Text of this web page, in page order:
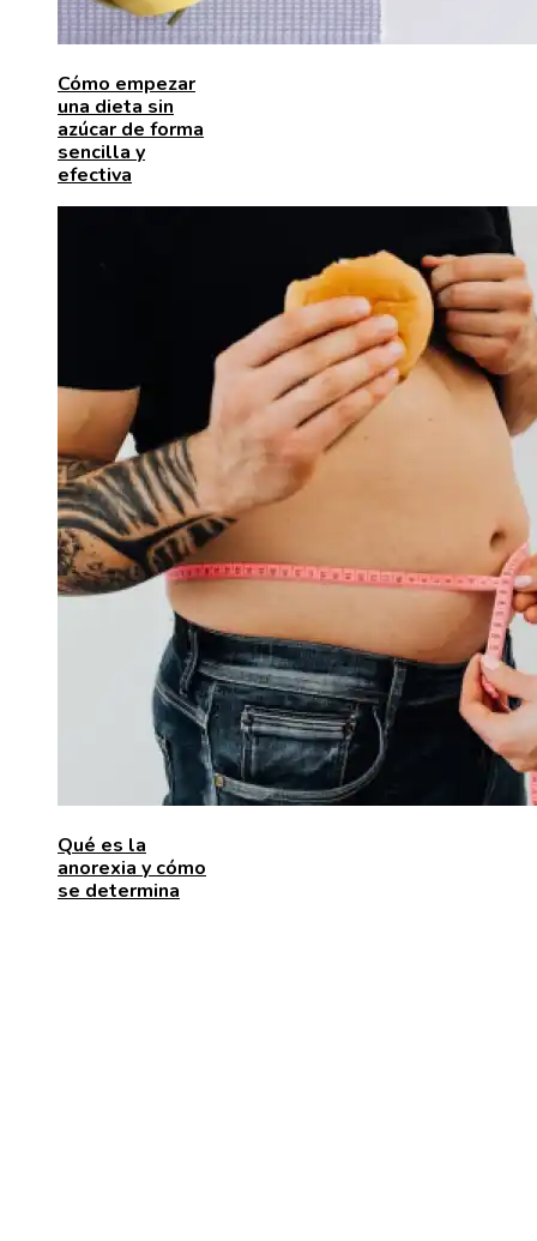
Cómo empezar
una dieta sin
azúcar de forma
sencilla y
efectiva
Qué es la
anorexia y cómo
se determina